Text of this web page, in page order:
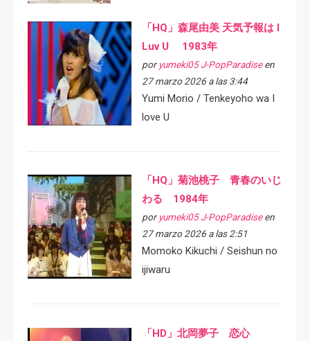
「HQ」森尾由美 天気予報は I
Luv U 1983年
por yumeki05 J-PopParadiseen
27 marzo 2026 a las 3:44
Yumi Morio / Tenkeyoho wa I
love U
「HQ」菊池桃子 青春のいじ
わる 1984年
por yumeki05 J-PopParadiseen
27 marzo 2026 a las 2:51
Momoko Kikuchi / Seishun no
ijiwaru
「HD」北岡夢子 恋心